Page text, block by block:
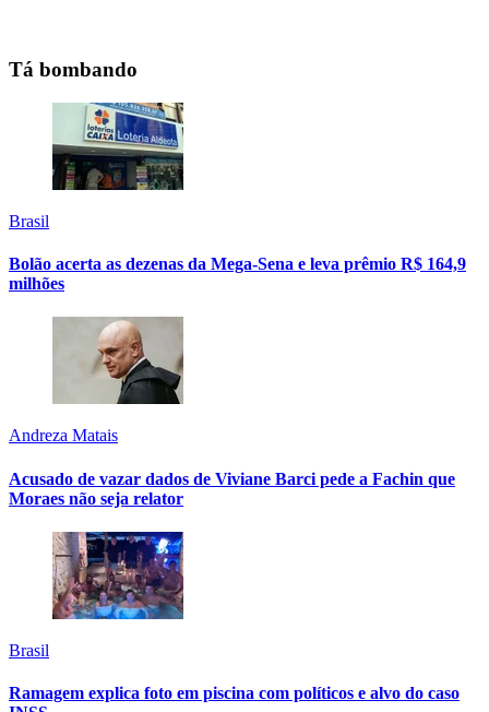
Tá bombando
Brasil
Bolão acerta as dezenas da Mega-Sena e leva prêmio R$ 164,9
milhões
Andreza Matais
Acusado de vazar dados de Viviane Barci pede a Fachin que
Moraes não seja relator
Brasil
Ramagem explica foto em piscina com políticos e alvo do caso